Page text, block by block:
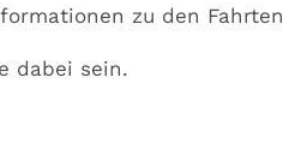
zu den Fahrten
dabei sein.